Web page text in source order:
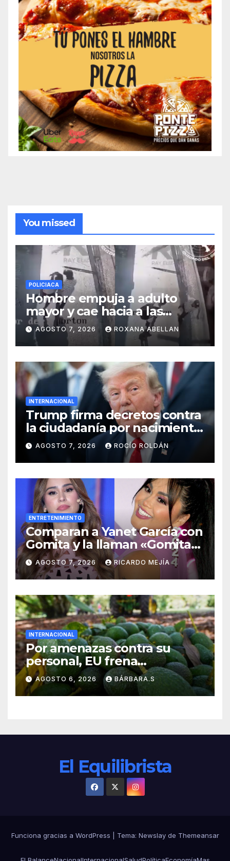
You missed
POLICIACA
Hombre empuja a adulto
mayor y cae hacia a las
ruedas de tráiler en
Monterrey
AGOSTO 7, 2026 ROXANA ABELLAN
INTERNACIONAL
Trump firma decretos contra
la ciudadanía por nacimiento
y el ‘turismo de maternidad’
AGOSTO 7, 2026 ROCÍO ROLDÁN
ENTRETENIMIENTO
Comparan a Yanet García con
Gomita y la llaman «Gomita
Premium»
AGOSTO 7, 2026 RICARDO MEJÍA
INTERNACIONAL
Por amenazas contra su
personal, EU frena
exportación de aguacate
AGOSTO 6, 2026 BÁRBARA.S
El Equilibrista
Funciona gracias a WordPress Tema: Newslayde Themeansar